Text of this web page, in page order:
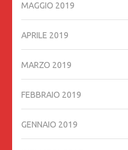
MAGGIO 2019
APRILE 2019
MARZO 2019
FEBBRAIO 2019
GENNAIO 2019